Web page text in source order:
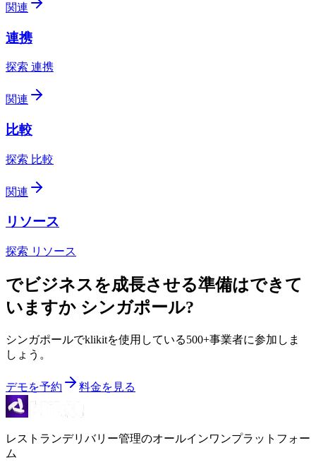
関連
連携
探索 連携
関連
比較
探索 比較
関連
リソース
探索 リソース
でビジネスを成長させる準備はできて
いますか シンガポール?
シンガポールでklikitを使用している500+事業者に参加しま
しょう。
デモを予約 料金を見る
レストランデリバリー管理のオールインワンプラットフォー
ム